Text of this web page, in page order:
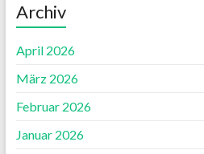
Archiv
April 2026
März 2026
Februar 2026
Januar 2026